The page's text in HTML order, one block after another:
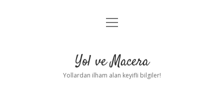
Anasayfa
Yasal Uyarı
menüyü
Yol ve Macera
Yollardan ilham alan keyifli bilgiler!